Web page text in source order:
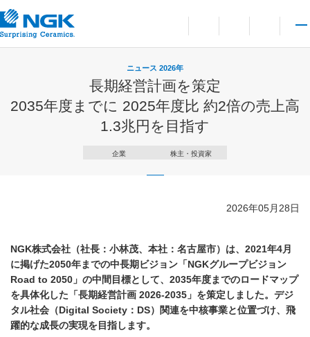
言語切り替えメニュー
サイト内検索を開
お問い合わせ
メイ
ニュース 2026年
長期経営計画を策定
2035年度までに 2025年度比 約2倍の売上高
1.3兆円を目指す
企業 株主・投資家
2026年05月28日
NGK株式会社（社長：小林茂、本社：名古屋市）は、2021年4月
に掲げた2050年までの中長期ビジョン「NGKグループビジョン
Road to 2050」の中間目標として、2035年度までのロードマップ
を具体化した「長期経営計画 2026-2035」を策定しました。デジ
タル社会（Digital Society：DS）関連を中核事業と位置づけ、飛
躍的な成長の実現を目指します。